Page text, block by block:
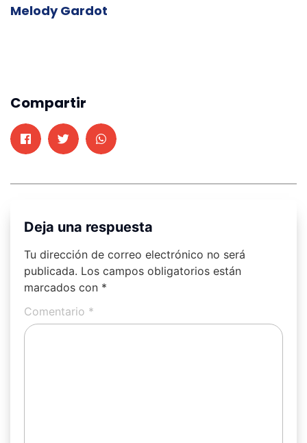
Melody Gardot
Compartir
Deja una respuesta
Tu dirección de correo electrónico no será
publicada. Los campos obligatorios están
marcados con *
Comentario *